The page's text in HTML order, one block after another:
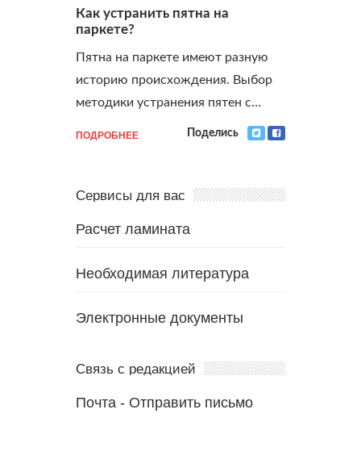
Как устранить пятна на
паркете?
Пятна на паркете имеют разную
историю происхождения. Выбор
методики устранения пятен с…
ПОДРОБНЕЕ Поделись
Сервисы для вас
Расчет ламината
Необходимая литература
Электронные документы
Связь с редакцией
Почта - Отправить письмо